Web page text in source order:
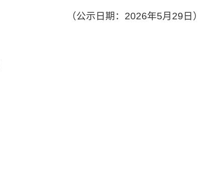
（公示日期：2026年5月29日）